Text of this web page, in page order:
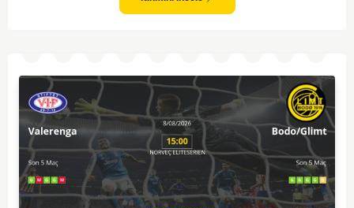
doğrultuda, Viking'in galibiyete yakın olabileceği bir maç beklenebilir.